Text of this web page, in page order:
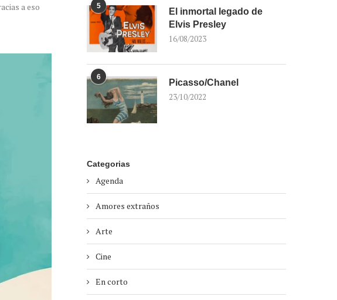
a eso
5
El inmortal legado de
Elvis Presley
16/08/2023
6
Picasso/Chanel
23/10/2022
Categorias
Agenda
Amores extraños
Arte
Cine
En corto